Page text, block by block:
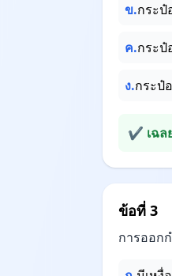
ข.กระป๋
ค.กระป๋
ง.กระป๋
✔ เฉล
ข้อที่ 3
การออก